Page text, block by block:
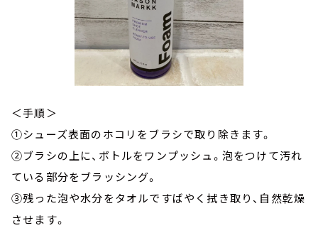
＜手順＞
①シューズ表面のホコリをブラシで取り除きます。
②ブラシの上に、ボトルをワンプッシュ。泡をつけて汚れ
ている部分をブラッシング。
③残った泡や水分をタオルですばやく拭き取り、自然乾燥
させます。